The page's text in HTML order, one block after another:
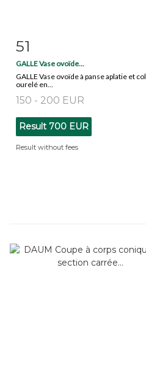
51
GALLE Vase ovoïde...
GALLE Vase ovoïde à panse aplatie et col
ourelé en...
150 - 200 EUR
Result 700 EUR
Result without fees